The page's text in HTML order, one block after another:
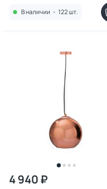
В наличии • 122 шт.
4 940 ₽